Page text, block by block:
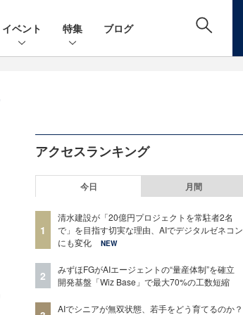
イベント 特集 ブログ
アクセスランキング
今日 月間
1
清水建設が「20億円プロジェクトを常駐者2名
で」を目指す切実な理由、AIでデジタルゼネコン
にも変化
NEW
2
みずほFGがAIエージェントの“量産体制”を確立
開発基盤「Wiz Base」で最大70%の工数短縮
AIでシニアが無双状態、若手をどう育てるのか？